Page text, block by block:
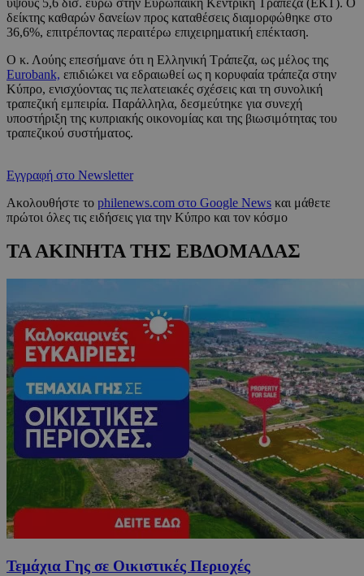
δείκτης καθαρών δανείων προς καταθέσεις διαμορφώθηκε στο
36,6%, επιτρέποντας περαιτέρω επιχειρηματική επέκταση.
Ο κ. Λούης επεσήμανε ότι η Ελληνική Τράπεζα, ως μέλος της
Eurobank, επιδιώκει να εδραιωθεί ως η κορυφαία τράπεζα στην
Κύπρο, ενισχύοντας τις πελατειακές σχέσεις και τη συνολική
τραπεζική εμπειρία. Παράλληλα, δεσμεύτηκε για συνεχή
υποστήριξη της κυπριακής οικονομίας και της βιωσιμότητας του
τραπεζικού συστήματος.
Εγγραφή στο Newsletter
Ακολουθήστε το philenews.com στο Google News και μάθετε
πρώτοι όλες τις ειδήσεις για την Κύπρο και τον κόσμο
ΤΑ ΑΚΙΝΗΤΑ ΤΗΣ ΕΒΔΟΜΑΔΑΣ
Τεμάχια Γης σε Οικιστικές Περιοχές